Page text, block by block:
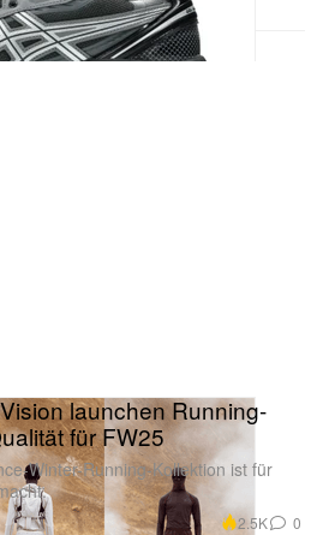
launchen Running-
für FW25
Winter-Running-Kollektion ist für
2.5K 0